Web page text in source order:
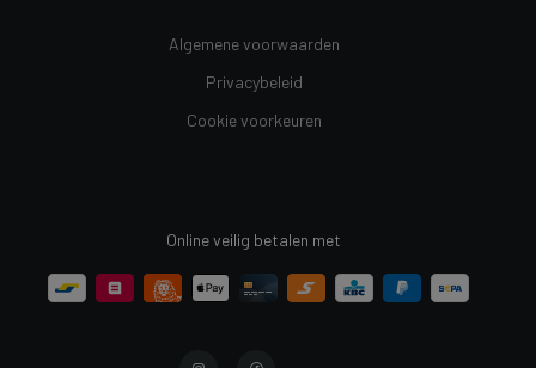
Algemene voorwaarden
Privacybeleid
Cookie voorkeuren
Online veilig betalen met